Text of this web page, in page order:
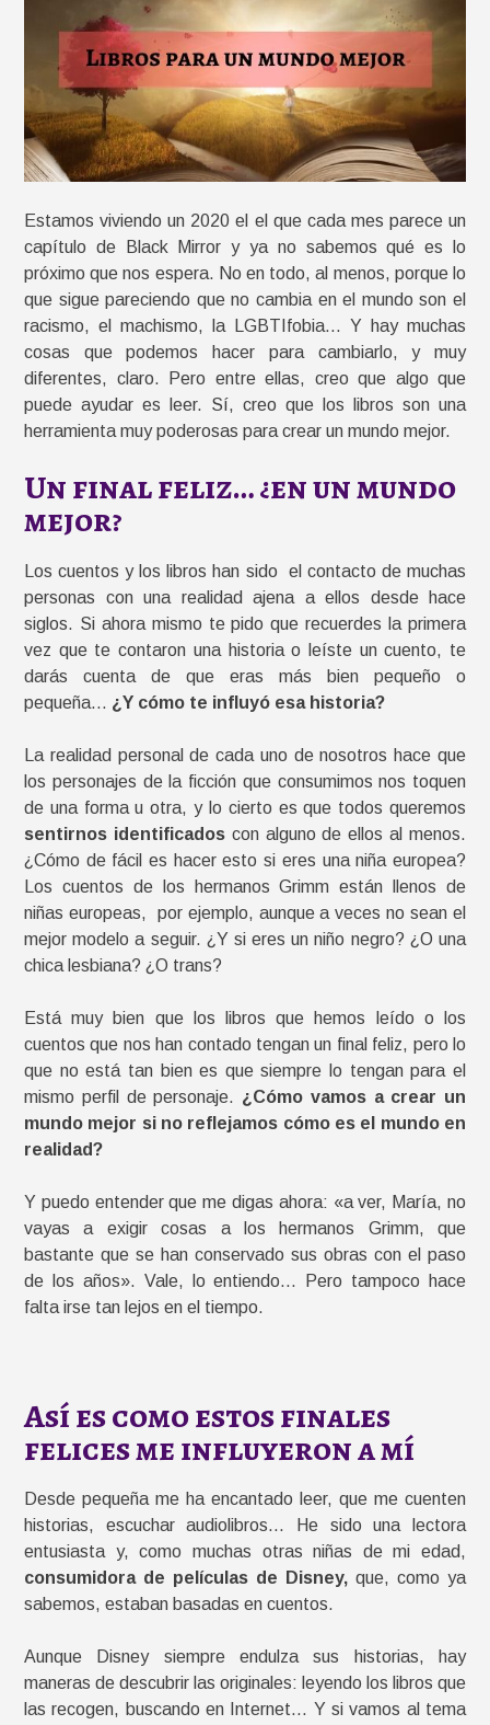
Estamos viviendo un 2020 el el que cada mes parece un
capítulo de Black Mirror y ya no sabemos qué es lo
próximo que nos espera. No en todo, al menos, porque lo
que sigue pareciendo que no cambia en el mundo son el
racismo, el machismo, la LGBTIfobia… Y hay muchas
cosas que podemos hacer para cambiarlo, y muy
diferentes, claro. Pero entre ellas, creo que algo que
puede ayudar es leer. Sí, creo que los libros son una
herramienta muy poderosas para crear un mundo mejor.
Un final feliz… ¿en un mundo
mejor?
Los cuentos y los libros han sido el contacto de muchas
personas con una realidad ajena a ellos desde hace
siglos. Si ahora mismo te pido que recuerdes la primera
vez que te contaron una historia o leíste un cuento, te
darás cuenta de que eras más bien pequeño o
pequeña… ¿Y cómo te influyó esa historia?
La realidad personal de cada uno de nosotros hace que
los personajes de la ficción que consumimos nos toquen
de una forma u otra, y lo cierto es que todos queremos
sentirnos identificadoscon alguno de ellos al menos.
¿Cómo de fácil es hacer esto si eres una niña europea?
Los cuentos de los hermanos Grimm están llenos de
niñas europeas, por ejemplo, aunque a veces no sean el
mejor modelo a seguir. ¿Y si eres un niño negro? ¿O una
chica lesbiana? ¿O trans?
Está muy bien que los libros que hemos leído o los
cuentos que nos han contado tengan un final feliz, pero lo
que no está tan bien es que siempre lo tengan para el
mismo perfil de personaje. ¿Cómo vamos a crear un
mundo mejor si no reflejamos cómo es el mundo en
realidad?
Y puedo entender que me digas ahora: «a ver, María, no
vayas a exigir cosas a los hermanos Grimm, que
bastante que se han conservado sus obras con el paso
de los años». Vale, lo entiendo… Pero tampoco hace
falta irse tan lejos en el tiempo.
Así es como estos finales
felices me influyeron a mí
Desde pequeña me ha encantado leer, que me cuenten
historias, escuchar audiolibros… He sido una lectora
entusiasta y, como muchas otras niñas de mi edad,
consumidora de películas de Disney, que, como ya
sabemos, estaban basadas en cuentos.
Aunque Disney siempre endulza sus historias, hay
maneras de descubrir las originales: leyendo los libros que
las recogen, buscando en Internet… Y si vamos al tema